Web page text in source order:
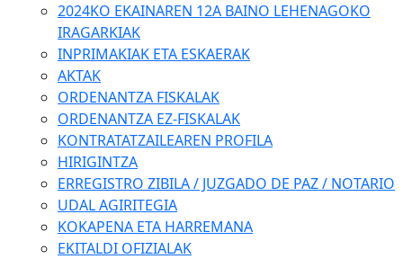
2024KO EKAINAREN 12A BAINO LEHENAGOKO
IRAGARKIAK
INPRIMAKIAK ETA ESKAERAK
AKTAK
ORDENANTZA FISKALAK
ORDENANTZA EZ-FISKALAK
KONTRATATZAILEAREN PROFILA
HIRIGINTZA
ERREGISTRO ZIBILA / JUZGADO DE PAZ / NOTARIO
UDAL AGIRITEGIA
KOKAPENA ETA HARREMANA
EKITALDI OFIZIALAK